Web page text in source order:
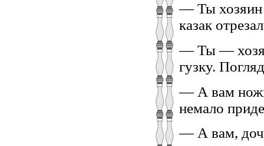
— Ты хозяин
казак
— Ты —
гузку.
— А вам
немало
— А вам,